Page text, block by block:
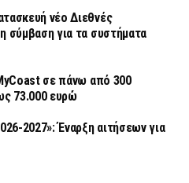
νέο Διεθνές
σύμβαση για τα συστήματα
σε πάνω από 300
73.000 ευρώ
2027»: Έναρξη αιτήσεων για